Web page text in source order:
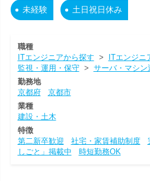
未経験 土日祝日休み
職種
ITエンジニアから探す > ITエンジニ
監視・運用・保守> サーバ・マシン
勤務地
京都府
京都市
業種
建設・土木
特徴
第二新卒歓迎
社宅・家賃補助制度
しごと」掲載中
時短勤務OK